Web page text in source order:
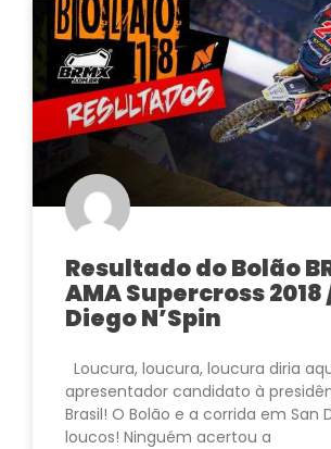
Resultado do Bolão
AMA Supercross 2018
Diego N’Spin
Loucura, loucura, loucura diria
apresentador candidato à
Brasil! O Bolão e a corrida em San
loucos! Ninguém acertou a